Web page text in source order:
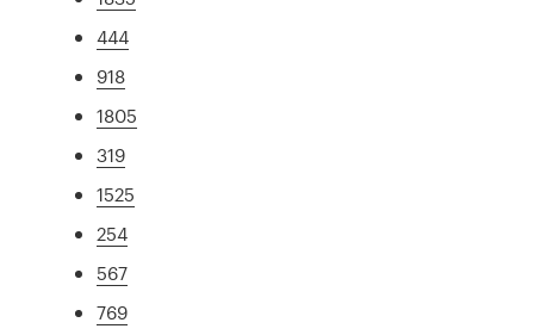
444
918
1805
319
1525
254
567
769